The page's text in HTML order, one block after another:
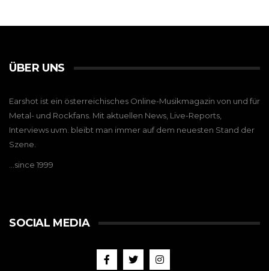
ÜBER UNS
Earshot ist ein österreichisches Online-Musikmagazin von und für
Metal- und Rockfans. Mit aktuellen News, Live-Reports,
Interviews uvm. bleibt man immer auf dem neuesten Stand der
Szene.
…since 1999
SOCIAL MEDIA